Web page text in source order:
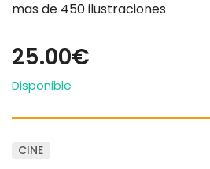
mas de 450 ilustraciones
25.00€
Disponible
CINE